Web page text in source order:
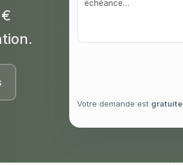
Votre demande est gratuite